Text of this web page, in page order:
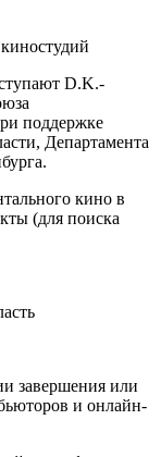
D.K.-
поддержке
Департамента
кино в
(для поиска
завершения или
и онлайн-